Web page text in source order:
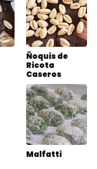
Ñoquis de
Ricota
Caseros
Malfatti